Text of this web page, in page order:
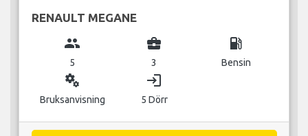
RENAULT MEGANE
group
5
business_center
3
local_gas_station
Bensin
miscellaneous_services
Bruksanvisning
login
5 Dörr